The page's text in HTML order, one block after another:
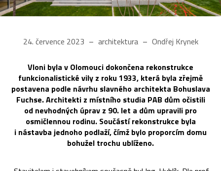
24. července 2023 architektura Ondřej Krynek
Vloni byla v Olomouci dokončena rekonstrukce
funkcionalistické vily z roku 1933, která byla zřejmě
postavena podle návrhu slavného architekta Bohuslava
Fuchse. Architekti z místního studia PAB dům očistili
od nevhodných úprav z 90. let a dům upravili pro
osmičlennou rodinu. Součástí rekonstrukce byla
i nástavba jednoho podlaží, čímž bylo proporcím domu
bohužel trochu ublíženo.